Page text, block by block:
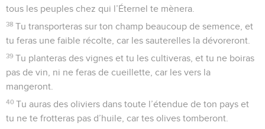
tous les peuples chez qui l’Éternel te mènera.
38 Tu transporteras sur ton champ beaucoup de semence, et
tu feras une faible récolte, car les sauterelles la dévoreront.
39 Tu planteras des vignes et tu les cultiveras, et tu ne boiras
pas de vin, ni ne feras de cueillette, car les vers la
mangeront.
40 Tu auras des oliviers dans toute l’étendue de ton pays et
tu ne te frotteras pas d’huile, car tes olives tomberont.